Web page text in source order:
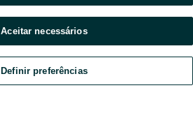
Vender Chat Conta
Aceitar necessários
Definir preferências